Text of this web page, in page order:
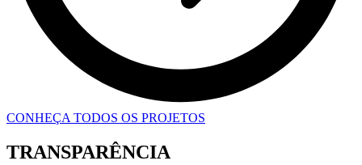
CONHEÇA TODOS OS PROJETOS
TRANSPARÊNCIA